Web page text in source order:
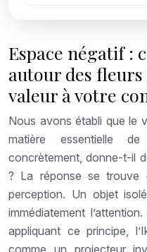
Espace négatif :
autour des
valeur à votre
Nous avons établi que le
matière essentielle de
concrètement, donne-t-il
? La réponse se trouve
perception. Un objet
immédiatement
appliquant ce principe,
comme un projecteur